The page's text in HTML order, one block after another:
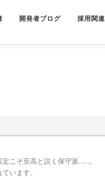
開発者ブログ 採用関連
こそ至高と説く保守派……。
います。